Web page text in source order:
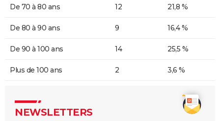
De 70 à 80 ans 12 21,8 %
De 80 à 90 ans 9 16,4 %
De 90 à 100 ans 14 25,5 %
Plus de 100 ans 2 3,6 %
NEWSLETTERS